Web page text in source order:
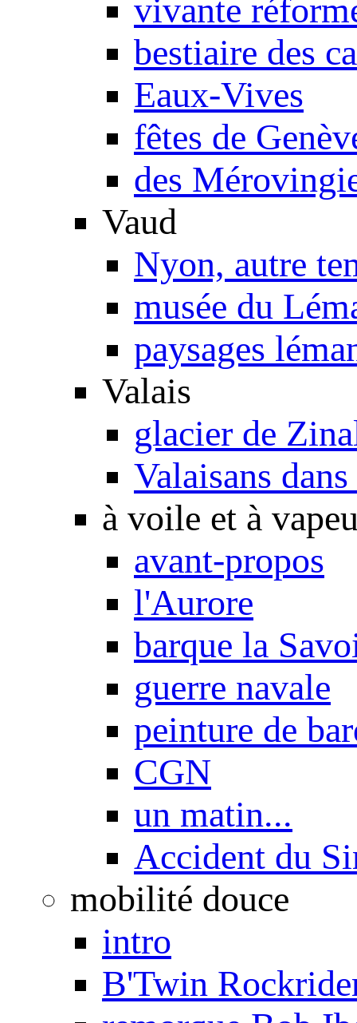
vivante
bestiaire des
Eaux-Vives
fêtes de
des
Vaud
Nyon, autre
musée du
paysages
Valais
glacier de
Valaisans
à voile et à
avant-propos
l'Aurore
barque la
guerre navale
peinture de
CGN
un matin...
Accident du
mobilité douce
intro
B'Twin